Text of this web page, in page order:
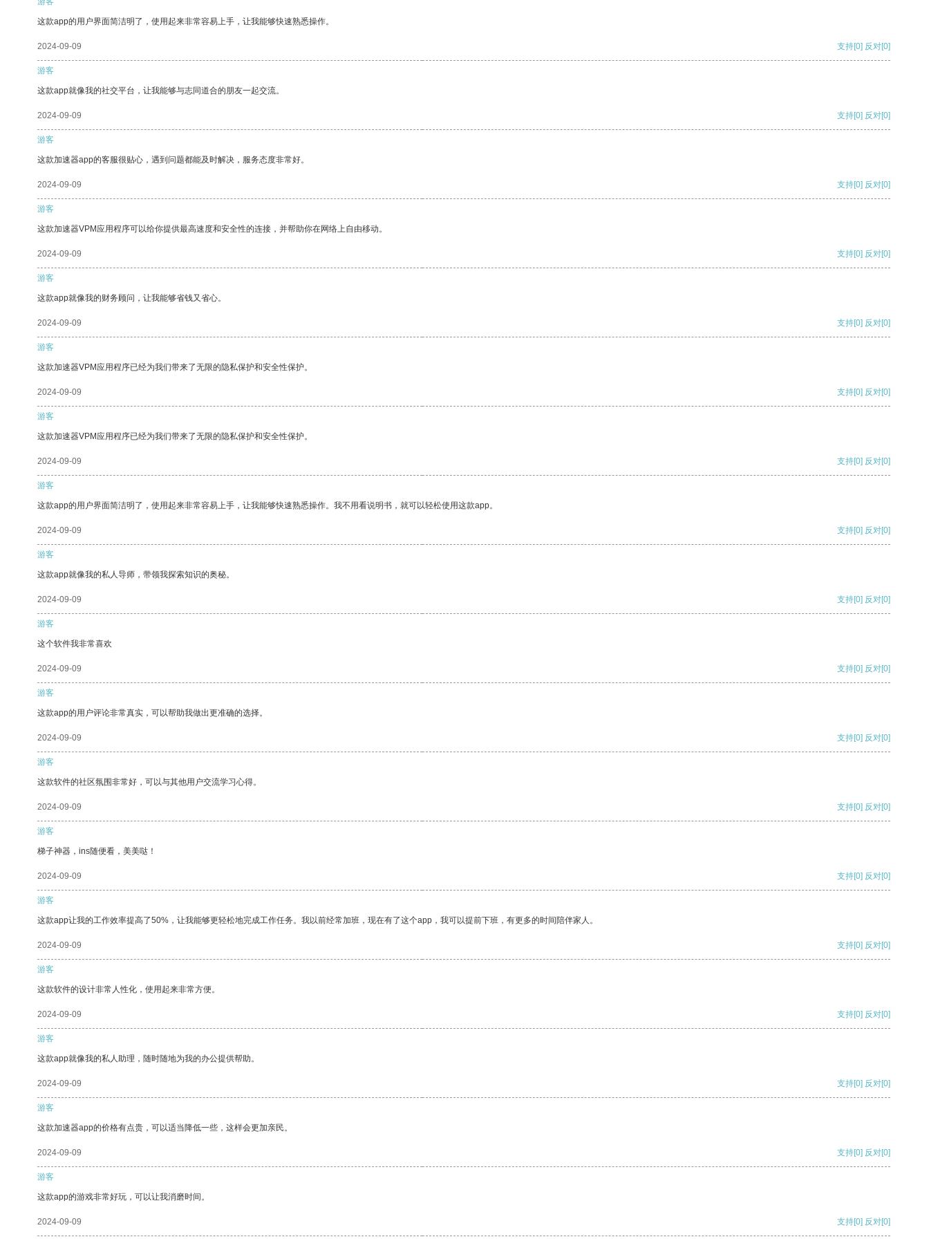
这款app的用户界面简洁明了，使用起来非常容易上手，让我能够快速熟悉操作。
2024-09-09 支持[0] 反对[0]
游客
这款app就像我的社交平台，让我能够与志同道合的朋友一起交流。
2024-09-09 支持[0] 反对[0]
游客
这款加速器app的客服很贴心，遇到问题都能及时解决，服务态度非常好。
2024-09-09 支持[0] 反对[0]
游客
这款加速器VPM应用程序可以给你提供最高速度和安全性的连接，并帮助你在网络上自由移动。
2024-09-09 支持[0] 反对[0]
游客
这款app就像我的财务顾问，让我能够省钱又省心。
2024-09-09 支持[0] 反对[0]
游客
这款加速器VPM应用程序已经为我们带来了无限的隐私保护和安全性保护。
2024-09-09 支持[0] 反对[0]
游客
这款加速器VPM应用程序已经为我们带来了无限的隐私保护和安全性保护。
2024-09-09 支持[0] 反对[0]
游客
这款app的用户界面简洁明了，使用起来非常容易上手，让我能够快速熟悉操作。我不用看说明书，就可以轻松使用这款app。
2024-09-09 支持[0] 反对[0]
游客
这款app就像我的私人导师，带领我探索知识的奥秘。
2024-09-09 支持[0] 反对[0]
游客
这个软件我非常喜欢
2024-09-09 支持[0] 反对[0]
游客
这款app的用户评论非常真实，可以帮助我做出更准确的选择。
2024-09-09 支持[0] 反对[0]
游客
这款软件的社区氛围非常好，可以与其他用户交流学习心得。
2024-09-09 支持[0] 反对[0]
游客
梯子神器，ins随便看，美美哒！
2024-09-09 支持[0] 反对[0]
游客
这款app让我的工作效率提高了50%，让我能够更轻松地完成工作任务。我以前经常加班，现在有了这个app，我可以提前下班，有更多的时间陪伴家人。
2024-09-09 支持[0] 反对[0]
游客
这款软件的设计非常人性化，使用起来非常方便。
2024-09-09 支持[0] 反对[0]
游客
这款app就像我的私人助理，随时随地为我的办公提供帮助。
2024-09-09 支持[0] 反对[0]
游客
这款加速器app的价格有点贵，可以适当降低一些，这样会更加亲民。
2024-09-09 支持[0] 反对[0]
游客
这款app的游戏非常好玩，可以让我消磨时间。
2024-09-09 支持[0] 反对[0]